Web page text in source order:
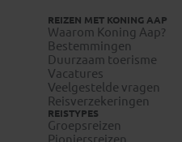
REIZEN MET KONING AAP
Waarom Koning Aap?
Bestemmingen
Duurzaam toerisme
Vacatures
Veelgestelde vragen
Reisverzekeringen
REISTYPES
Groepsreizen
Pioniersreizen